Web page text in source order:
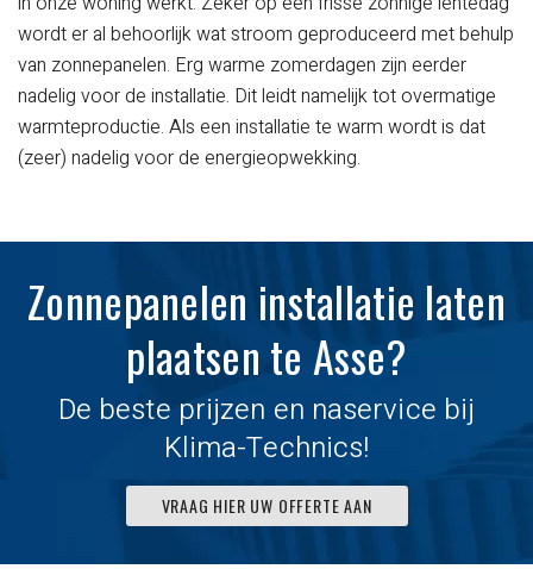
wordt er al behoorlijk wat stroom geproduceerd met behulp
van zonnepanelen. Erg warme zomerdagen zijn eerder
nadelig voor de installatie. Dit leidt namelijk tot overmatige
warmteproductie. Als een installatie te warm wordt is dat
(zeer) nadelig voor de energieopwekking.
Zonnepanelen installatie laten
plaatsen te Asse?
De beste prijzen en naservice bij
Klima-Technics!
VRAAG HIER UW OFFERTE AAN